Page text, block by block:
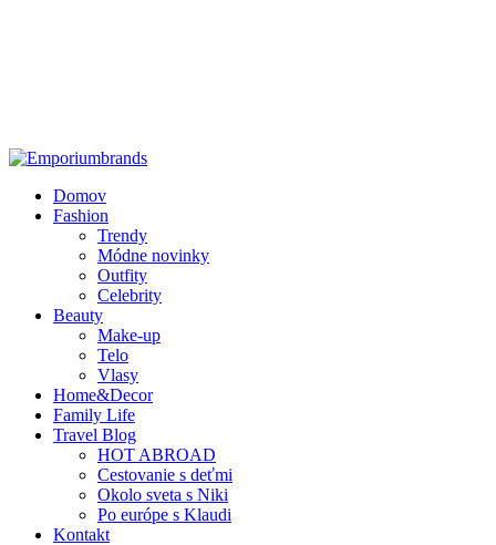
Domov
Fashion
Trendy
Módne novinky
Outfity
Celebrity
Beauty
Make-up
Telo
Vlasy
Home&Decor
Family Life
Travel Blog
HOT ABROAD
Cestovanie s deťmi
Okolo sveta s Niki
Po európe s Klaudi
Kontakt